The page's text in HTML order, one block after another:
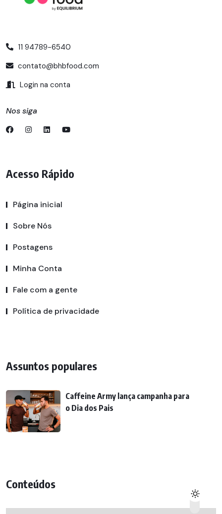
11 94789-6540
contato@bhbfood.com
Login na conta
Nos siga
Acesso Rápido
Página inicial
Sobre Nós
Postagens
Minha Conta
Fale com a gente
Política de privacidade
Assuntos populares
Caffeine Army lança campanha para
o Dia dos Pais
Conteúdos